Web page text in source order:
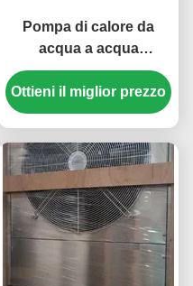
Pompa di calore da
acqua a acqua
personalizzata da 80 kW
con scambiatore di
calore a piastra
Ottieni il miglior prezzo